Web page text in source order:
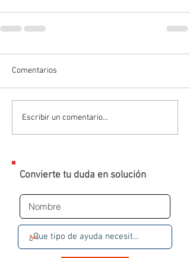
Comentarios
Escribir un comentario...
Convierte tu duda en solución